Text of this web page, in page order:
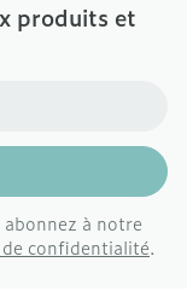
produits et
à notre
confidentialité.